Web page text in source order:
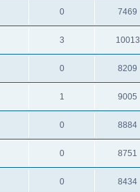
0 7469
3 10013
0 8209
1 9005
0 8884
0 8751
0 8434